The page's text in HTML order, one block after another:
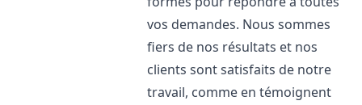
vos demandes. Nous sommes
fiers de nos résultats et nos
clients sont satisfaits de notre
travail, comme en témoignent